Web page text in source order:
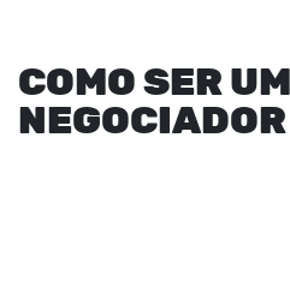
COMO SER
NEGOCIADOR